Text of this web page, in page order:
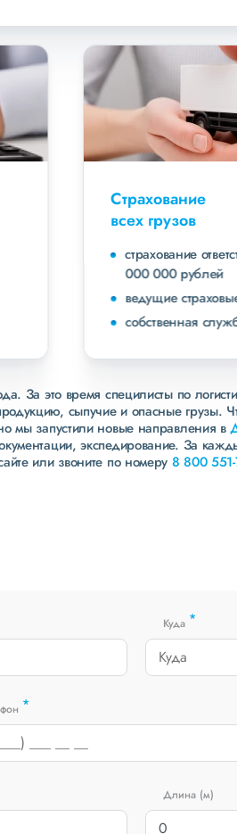
страхование ответственности
ведущие страховые компании
собственная служба безопасности
За это время специлисты по
сыпучие и опасные грузы.
мы запустили новые направления в
экспедирование. За
или звоните по номеру 8 800
Куда *
*
Длина (м)